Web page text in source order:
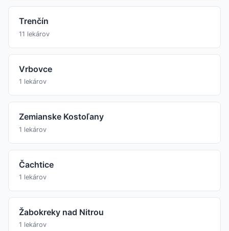
Trenčín
11 lekárov
Vrbovce
1 lekárov
Zemianske Kostoľany
1 lekárov
Čachtice
1 lekárov
Žabokreky nad Nitrou
1 lekárov